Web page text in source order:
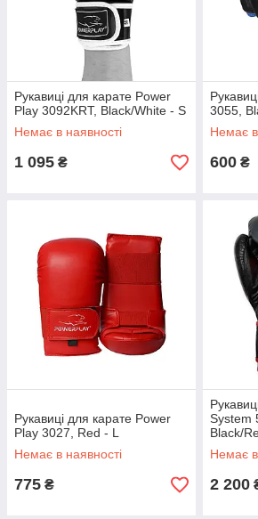
Рукавиці для карате Power
Play 3092KRT, Black/White - S
Немає в наявності
1 095 ₴
3055,
Немає в
600 ₴
Рукавиці для карате Power
Play 3027, Red - L
Немає в наявності
775 ₴
System
Black/
Немає в
2 200